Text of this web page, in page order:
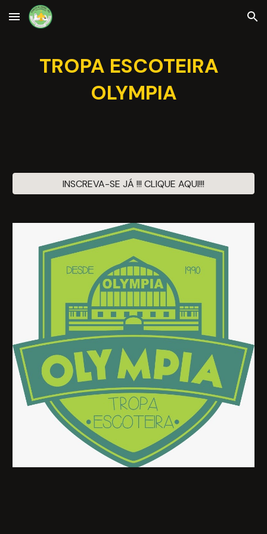
Skip to main content Skip to navigation
TROPA ESCOTEIRA
OLYMPIA
INSCREVA-SE JÁ !!! CLIQUE AQUI!!!